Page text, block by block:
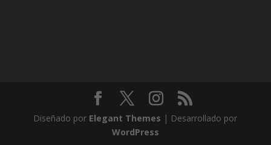
Diseñado por Elegant Themes | Desarrollado por
WordPress